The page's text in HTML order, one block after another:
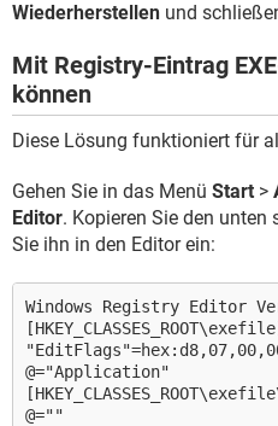
Wiederherstellen und
Mit Registry-Eintrag
können
Diese Lösung funktioniert für
Gehen Sie in das Menü Start >
Editor. Kopieren Sie den unten
Sie ihn in den Editor ein:
Windows Registry Editor
@="Application"
@=""